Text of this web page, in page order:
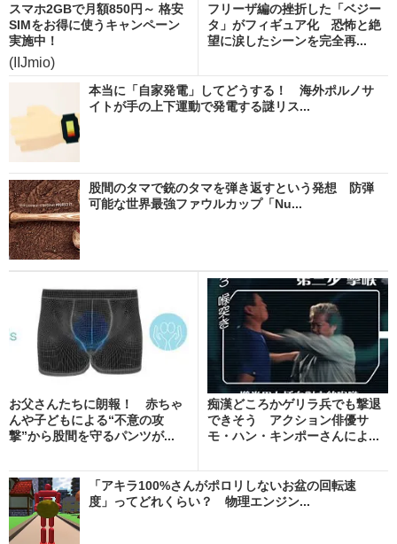
スマホ2GBで月額850円～ 格安
SIMをお得に使うキャンペーン
実施中！
(IIJmio)
フリーザ編の挫折した「ベジー
タ」がフィギュア化 恐怖と絶
望に涙したシーンを完全再...
本当に「自家発電」してどうする！ 海外ポルノサ
イトが手の上下運動で発電する謎リス...
股間のタマで銃のタマを弾き返すという発想 防弾
可能な世界最強ファウルカップ「Nu...
お父さんたちに朗報！ 赤ちゃ
んや子どもによる“不意の攻
撃”から股間を守るパンツが...
痴漢どころかゲリラ兵でも撃退
できそう アクション俳優サ
モ・ハン・キンポーさんによ...
「アキラ100%さんがポロリしないお盆の回転速
度」ってどれくらい？ 物理エンジン...